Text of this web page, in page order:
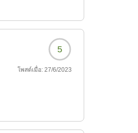
5
โพสต์เมื่อ: 27/6/2023